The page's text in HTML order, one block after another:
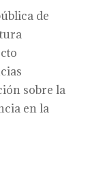
de
sobre la
en la